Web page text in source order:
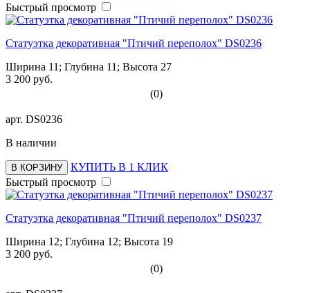
Быстрый просмотр
Статуэтка декоративная "Птичий переполох" DS0236
Ширина 11; Глубина 11; Высота 27
3 200 руб.
(0)
арт. DS0236
В наличии
В КОРЗИНУ
КУПИТЬ В 1 КЛИК
Быстрый просмотр
Статуэтка декоративная "Птичий переполох" DS0237
Ширина 12; Глубина 12; Высота 19
3 200 руб.
(0)